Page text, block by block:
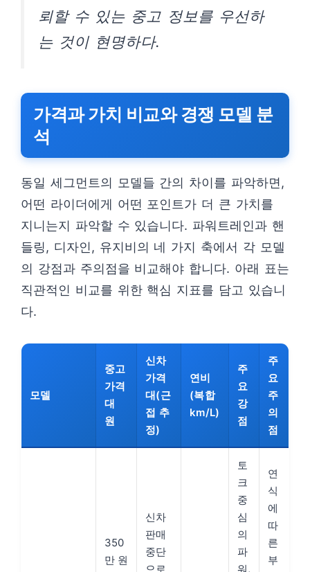
뢰할 수 있는 중고 정보를 우선하
는 것이 현명하다.
가격과 가치 비교와 경쟁 모델 분
석
동일 세그먼트의 모델들 간의 차이를 파악하면,
어떤 라이더에게 어떤 포인트가 더 큰 가치를
지니는지 파악할 수 있습니다. 파워트레인과 핸
들링, 디자인, 유지비의 네 가지 축에서 각 모델
의 강점과 주의점을 비교해야 합니다. 아래 표는
직관적인 비교를 위한 핵심 지표를 담고 있습니
다.
모델
중고
가격
대
원
신차
가격
대(근
접 추
정)
연비
(복합
km/L)
주
요
강
점
주
요
주
의
점
350
만 원
신차
판매
중단
으로
토
크
중
심
의
파
워,
연
식
에
따
른
부